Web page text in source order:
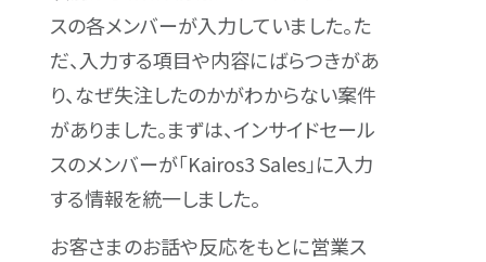
スの各メンバーが入力していました。た
だ、入力する項目や内容にばらつきがあ
り、なぜ失注したのかがわからない案件
がありました。まずは、インサイドセール
スのメンバーが「Kairos3 Sales」に入力
する情報を統一しました。
お客さまのお話や反応をもとに営業ス